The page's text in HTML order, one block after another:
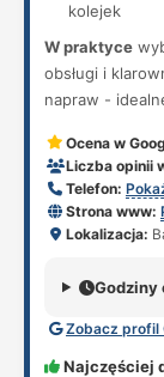
kolejek
W praktyce
obsługi i
napraw -
Ocena w
Liczba opinii
Telefon:
Strona www:
Lokalizacja:
Godziny
Zobacz profil
Najczęściej